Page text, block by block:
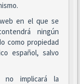
en el que se
ningún
como propiedad
español, salvo
no implicará la